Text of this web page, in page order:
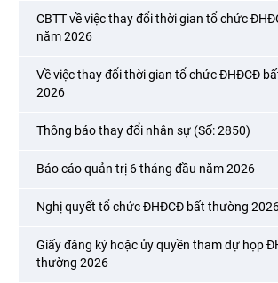
CBTT về việc thay đổi thời gian tổ chức
năm 2026
Về việc thay đổi thời gian tổ chức ĐHĐCĐ
2026
Thông báo thay đổi nhân sự (Số: 2850)
Báo cáo quản trị 6 tháng đầu năm 2026
Nghị quyết tổ chức ĐHĐCĐ bất thường
Giấy đăng ký hoặc ủy quyền tham dự họp
thường 2026